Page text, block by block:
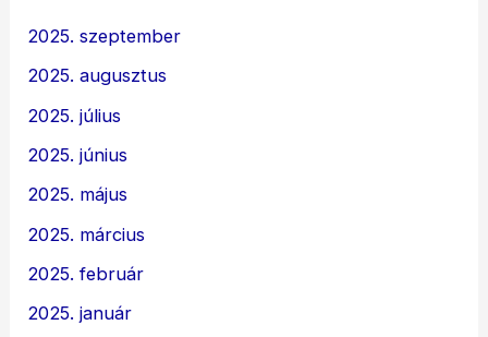
2025. szeptember
2025. augusztus
2025. július
2025. június
2025. május
2025. március
2025. február
2025. január